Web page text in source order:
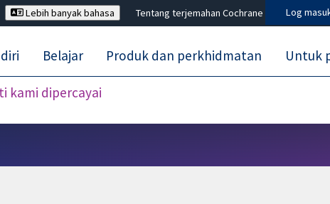
Lebih banyak bahasa Tentang terjemahan Cochrane Log
kami dipercayai
Belajar Produk dan perkhidmatan Untuk